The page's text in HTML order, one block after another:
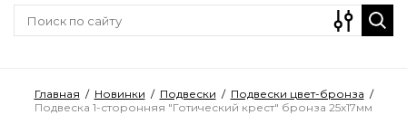
Главная / Новинки / Подвески / Подвески цвет-бронза /
Подвеска 1-сторонняя "Готический крест" бронза 25х17мм